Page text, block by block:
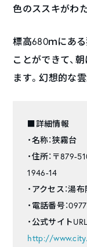
色のススキがわ
標高680ｍにあ
ことができて、
ます。幻想的な
■詳細情報
・名称：狭霧台
・住所：〒879-
1946-14
・アクセス：湯
・電話番号：
・公式サイトURL
http://